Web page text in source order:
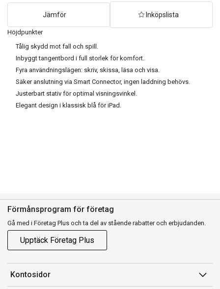
Höjdpunkter
Tålig skydd mot fall och spill.
Inbyggt tangentbord i full storlek för komfort.
Fyra användningslägen: skriv, skissa, läsa och visa.
Säker anslutning via Smart Connector, ingen laddning behövs.
Justerbart stativ för optimal visningsvinkel.
Elegant design i klassisk blå för iPad.
Jämför Inköpslista
Förmånsprogram för företag
Gå med i Företag Plus och ta del av stående rabatter och erbjudanden.
Upptäck Företag Plus
Kontosidor